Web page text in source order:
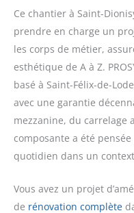
Ce chantier à Saint-
prendre en charge un
les corps de métier,
esthétique de A à Z.
basé à Saint-Félix-de-
avec une garantie
mezzanine, du carrelage
composante a été
quotidien dans un
Vous avez un projet
de rénovation complète